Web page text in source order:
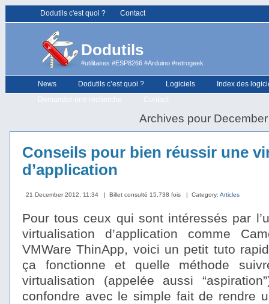
Dodutils c'est quoi ? Contact
Dodutils
#utilitaires #ESP8266 #Arduino #retrogeek
News Dodutils c’est quoi ? Logiciels
Index des
Demander une recherche
Contact
Archives pour
Conseils pour bien réussir une
d’application
21 December 2012, 11:34 | Billet consulté 15,738 fois | Category: Articles
Pour tous ceux qui sont intéressés par
virtualisation d’application comme
VMWare ThinApp, voici un petit tuto
ça fonctionne et quelle méthode
virtualisation (appelée aussi
confondre avec le simple fait de rendre